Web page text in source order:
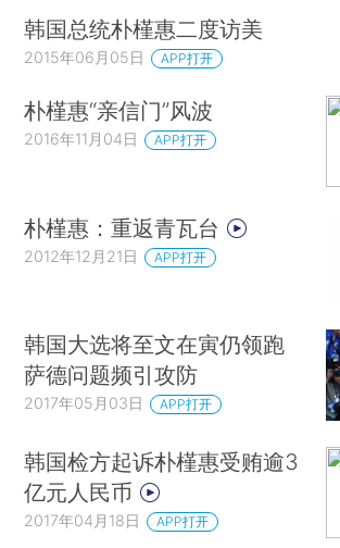
韩国总统朴槿惠二度访美
2015年06月05日 APP打开
朴槿惠“亲信门”风波
2016年11月04日 APP打开
朴槿惠：重返青瓦台
2012年12月21日 APP打开
韩国大选将至文在寅仍领跑
萨德问题频引攻防
2017年05月03日 APP打开
韩国检方起诉朴槿惠受贿逾3
亿元人民币
2017年04月18日 APP打开